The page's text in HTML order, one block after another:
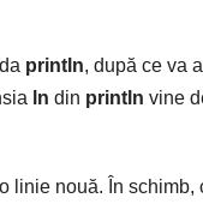
println, după ce va
ln din println vine
linie nouă. În schimb,